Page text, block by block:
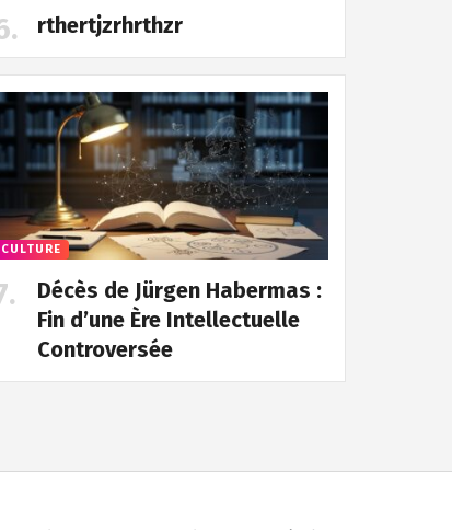
rthertjzrhrthzr
CULTURE
Décès de Jürgen Habermas :
Fin d’une Ère Intellectuelle
Controversée